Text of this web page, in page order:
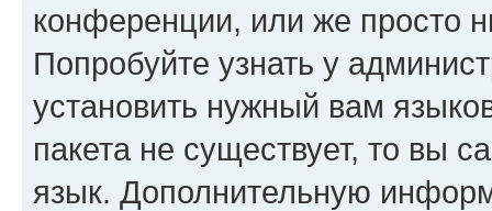
конференции, или же просто
Попробуйте узнать у
установить нужный вам
пакета не существует, то вы
язык. Дополнительную